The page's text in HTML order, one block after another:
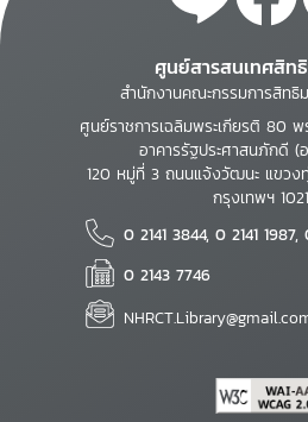
ศูนย์สารสนเทศสิท
สำนักงานคณะกรรมการสิท
ศูนย์ราชการเฉลิมพระเกียรติ 80
อาคารรัฐประศาสนภักดี (
120 หมู่ที่ 3 ถนนแจ้งวัฒนะ แขว
กรุงเทพฯ
0 2141 3844, 0 2141 1987,
0 2143 7746